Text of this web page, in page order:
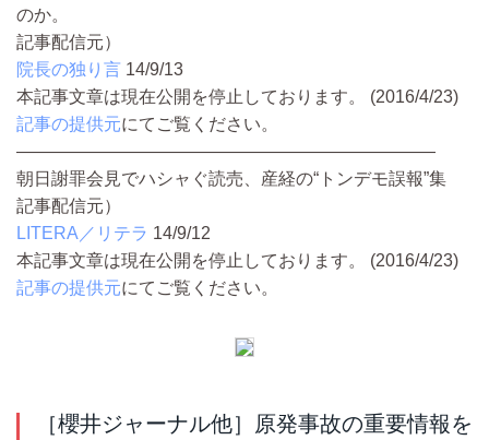
のか。
記事配信元）
院長の独り言 14/9/13
本記事文章は現在公開を停止しております。 (2016/4/23)
記事の提供元にてご覧ください。
————————————————————————
朝日謝罪会見でハシャぐ読売、産経の“トンデモ誤報”集
記事配信元）
LITERA／リテラ 14/9/12
本記事文章は現在公開を停止しております。 (2016/4/23)
記事の提供元にてご覧ください。
［櫻井ジャーナル他］原発事故の重要情報を